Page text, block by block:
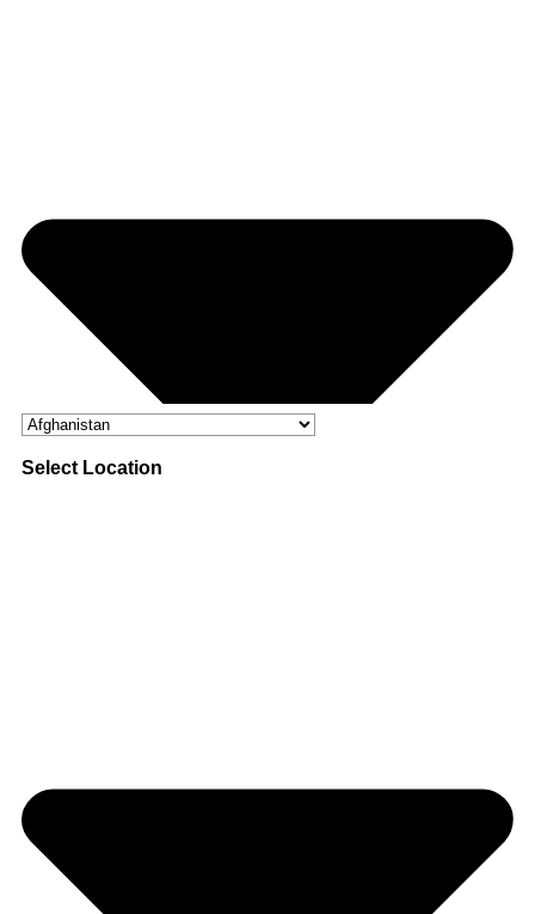
Select Location